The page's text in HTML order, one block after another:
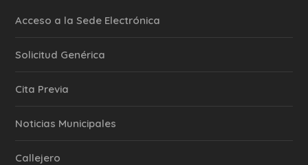
Acceso a la Sede Electrónica
Solicitud Genérica
Cita Previa
‎Noticias Municipales
Callejero